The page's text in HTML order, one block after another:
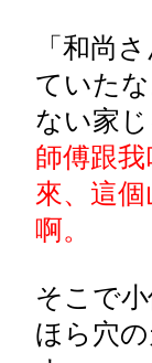
「和尚
ていた
ない家じ
師傅跟
來、這
啊。
そこで
ほら穴